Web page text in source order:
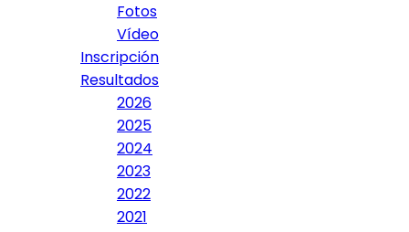
Fotos
Vídeo
Inscripción
Resultados
2026
2025
2024
2023
2022
2021